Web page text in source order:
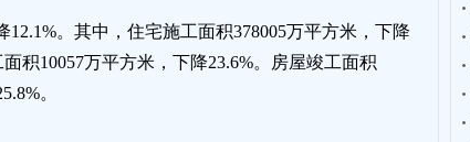
。其中，住宅施工面积378005万平方米，下降
积10057万平方米，下降23.6%。房屋竣工面积
。